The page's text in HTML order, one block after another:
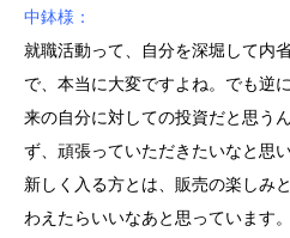
中鉢様：
就職活動って、自分を深堀して内
で、本当に大変ですよね。でも逆
来の自分に対しての投資だと思う
ず、頑張っていただきたいなと思い
新しく入る方とは、販売の楽しみ
わえたらいいなあと思っています